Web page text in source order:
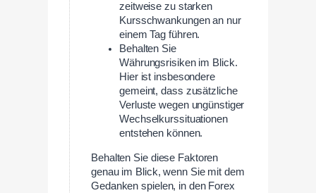
zeitweise zu starken
Kursschwankungen an nur
einem Tag führen.
Behalten Sie
Währungsrisiken im Blick.
Hier ist insbesondere
gemeint, dass zusätzliche
Verluste wegen ungünstiger
Wechselkurssituationen
entstehen können.
Behalten Sie diese Faktoren
genau im Blick, wenn Sie mit dem
Gedanken spielen, in den Forex